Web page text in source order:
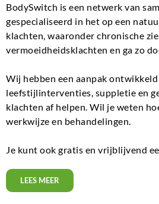
BodySwitch is een netwerk van
gespecialiseerd in het op een
klachten, waaronder chronische
vermoeidheidsklachten en ga zo
Wij hebben een aanpak
leefstijlinterventies, suppletie en
klachten af helpen. Wil je weten
werkwijze en behandelingen.
Je kunt ook gratis en vrijblijvend
LEES MEER